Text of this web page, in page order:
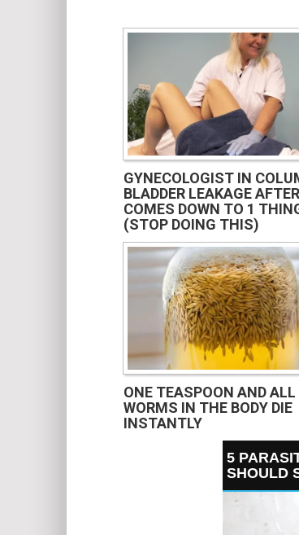
GYNECOLOGIST IN
BLADDER LEAKAGE
COMES DOWN TO 1
(STOP DOING THIS)
ONE TEASPOON AND
WORMS IN THE BODY DIE
INSTANTLY
5
SHOULD